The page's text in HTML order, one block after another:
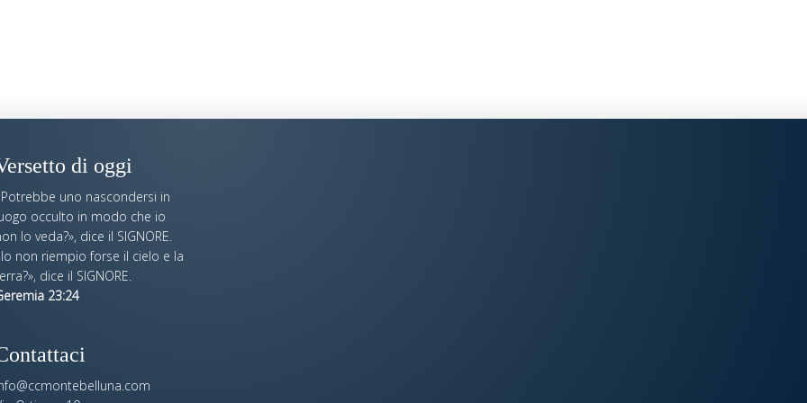
di oggi
uno nascondersi in
occulto in modo che io
lo veda?», dice il SIGNORE.
non riempio forse il cielo e la
dice il SIGNORE.
23:24